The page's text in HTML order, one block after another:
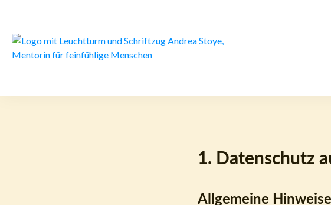
1. Datenschutz
Allgemeine Hinweise